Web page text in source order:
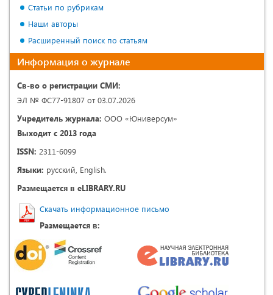
Статьи по рубрикам
Наши авторы
Расширенный поиск по статьям
Информация о журнале
Св-во о регистрации СМИ:
ЭЛ № ФС77-91807 от 03.07.2026
Учредитель журнала: ООО «Юниверсум»
Выходит с 2013 года
ISSN: 2311-6099
Языки: русский, English.
Размещается в eLIBRARY.RU
Скачать информационное письмо
Размещается в: